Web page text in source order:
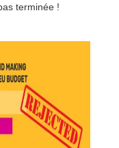
terminée !